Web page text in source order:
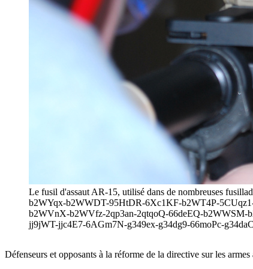
Le fusil d'assaut AR-15, utilisé dans de nombreuses
b2WYqx-b2WWDT-95HtDR-6Xc1KF-b2WT4P-
b2WVnX-b2WVfz-2qp3an-2qtqoQ-66deEQ-
jj9jWT-jjc4E7-6AGm7N-g349ex-g34dg9-66moPc-
Défenseurs et opposants à la réforme de la directive sur les